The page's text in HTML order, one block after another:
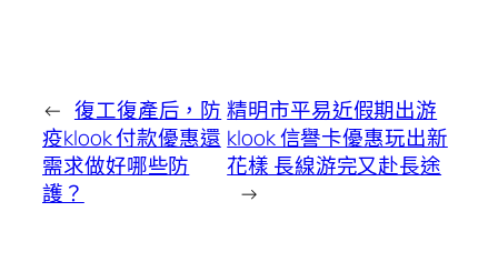
← 復工復產后，防
疫klook 付款優惠還
需求做好哪些防
護？
精明市平易近假期出游
klook 信譽卡優惠玩出新
花樣 長線游完又赴長途
→